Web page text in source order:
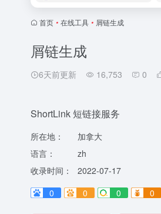
首页 • 在线工具 • 屑链生成
屑链生成
6天前更新 16,753 0
ShortLink 短链接服务
所在地：
加拿大
语言：
zh
收录时间：
2022-07-17
0
0 0 0